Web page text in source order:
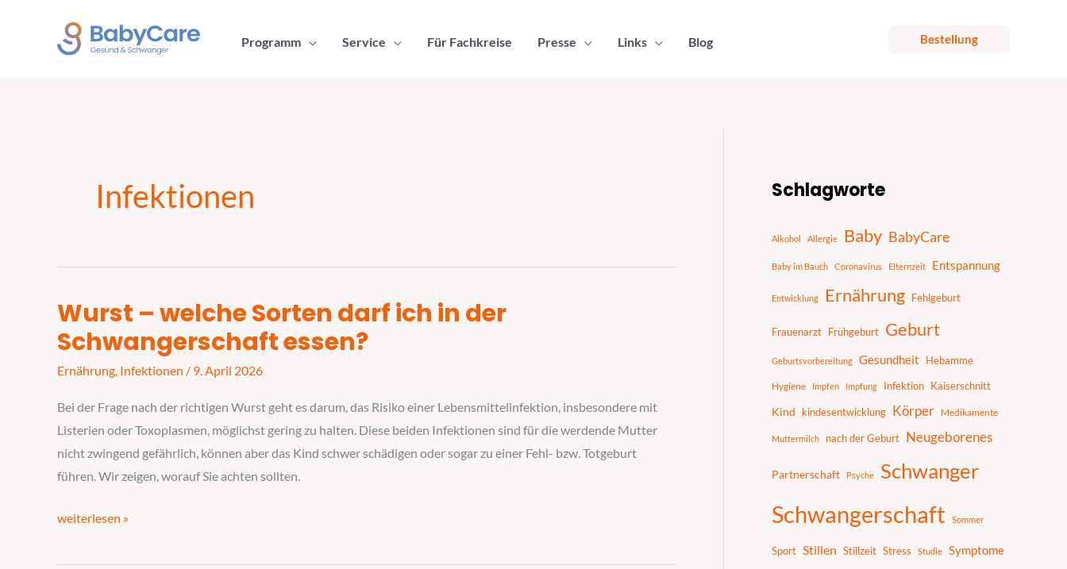
Programm Service Für Fachkreise Presse Links Blog Bestellung
Infektionen
Wurst – welche Sorten darf ich in der
Schwangerschaft essen?
Ernährung, Infektionen / 9. April 2026
Bei der Frage nach der richtigen Wurst geht es darum, das Risiko einer Lebensmittelinfektion, insbesondere mit
Listerien oder Toxoplasmen, möglichst gering zu halten. Diese beiden Infektionen sind für die werdende Mutter
nicht zwingend gefährlich, können aber das Kind schwer schädigen oder sogar zu einer Fehl- bzw. Totgeburt
führen. Wir zeigen, worauf Sie achten sollten.
Wurst
–
Sorten
darf
ich
in
der
essen?
weiterlesen »
Schlagworte
Alkohol Allergie Baby BabyCare
Baby im Bauch Coronavirus Elternzeit Entspannung
Entwicklung Ernährung Fehlgeburt
Frauenarzt Frühgeburt Geburt
Geburtsvorbereitung Gesundheit Hebamme
Hygiene Impfen Impfung Infektion Kaiserschnitt
Kind kindesentwicklung Körper Medikamente
Muttermilch nach der Geburt Neugeborenes
Partnerschaft Psyche Schwanger
Schwangerschaft Sommer
Sport Stillen Stillzeit Stress Studie Symptome
c
e
n